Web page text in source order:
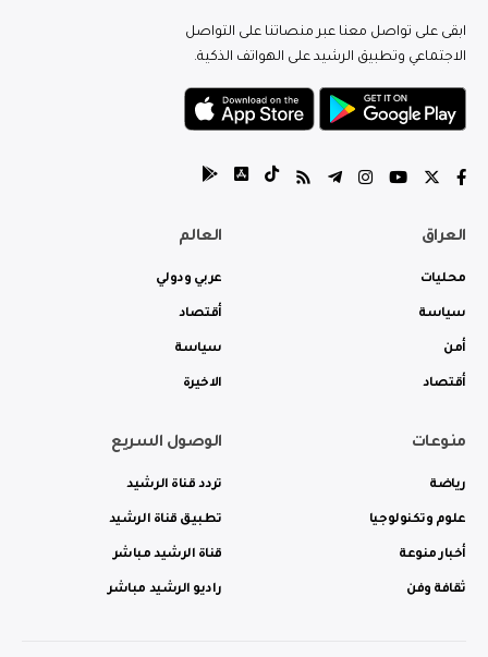
ابقى على تواصل معنا عبر منصاتنا على التواصل
الاجتماعي وتطبيق الرشيد على الهواتف الذكية.
العراق
محليات
سياسة
أمن
أقتصاد
العالم
عربي ودولي
أقتصاد
سياسة
الاخيرة
منوعات
رياضة
علوم وتكنولوجيا
أخبار منوعة
ثقافة وفن
الوصول السريع
تردد قناة الرشيد
تطبيق قناة الرشيد
قناة الرشيد مباشر
راديو الرشيد مباشر